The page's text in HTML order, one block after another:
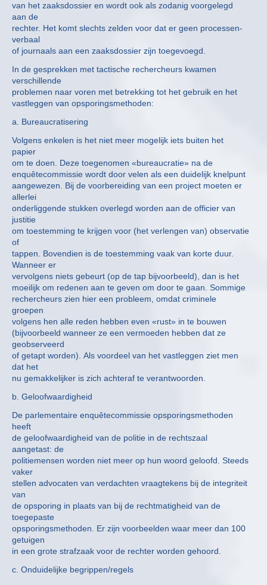
van het zaaksdossier en wordt ook als zodanig voorgelegd
aan de
rechter. Het komt slechts zelden voor dat er geen processen-
verbaal
of journaals aan een zaaksdossier zijn toegevoegd.
In de gesprekken met tactische rechercheurs kwamen
verschillende
problemen naar voren met betrekking tot het gebruik en het
vastleggen van opsporingsmethoden:
a. Bureaucratisering
Volgens enkelen is het niet meer mogelijk iets buiten het
papier
om te doen. Deze toegenomen «bureaucratie» na de
enquêtecommissie wordt door velen als een duidelijk knelpunt
aangewezen. Bij de voorbereiding van een project moeten er
allerlei
onderliggende stukken overlegd worden aan de officier van
justitie
om toestemming te krijgen voor (het verlengen van) observatie
of
tappen. Bovendien is de toestemming vaak van korte duur.
Wanneer er
vervolgens niets gebeurt (op de tap bijvoorbeeld), dan is het
moeilijk om redenen aan te geven om door te gaan. Sommige
rechercheurs zien hier een probleem, omdat criminele
groepen
volgens hen alle reden hebben even «rust» in te bouwen
(bijvoorbeeld wanneer ze een vermoeden hebben dat ze
geobserveerd
of getapt worden). Als voordeel van het vastleggen ziet men
dat het
nu gemakkelijker is zich achteraf te verantwoorden.
b. Geloofwaardigheid
De parlementaire enquêtecommissie opsporingsmethoden
heeft
de geloofwaardigheid van de politie in de rechtszaal
aangetast: de
politiemensen worden niet meer op hun woord geloofd. Steeds
vaker
stellen advocaten van verdachten vraagtekens bij de integriteit
van
de opsporing in plaats van bij de rechtmatigheid van de
toegepaste
opsporingsmethoden. Er zijn voorbeelden waar meer dan 100
getuigen
in een grote strafzaak voor de rechter worden gehoord.
c. Onduidelijke begrippen/regels